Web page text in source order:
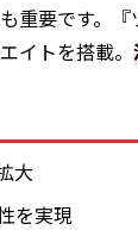
重要です。
イトを搭載。
大
を実現